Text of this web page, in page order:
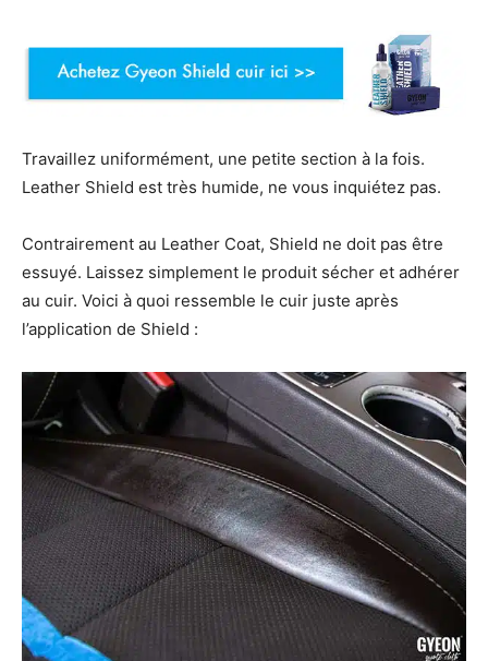
Travaillez uniformément, une petite section à la fois.
Leather Shield est très humide, ne vous inquiétez pas.
Contrairement au Leather Coat, Shield ne doit pas être
essuyé. Laissez simplement le produit sécher et adhérer
au cuir. Voici à quoi ressemble le cuir juste après
l’application de Shield :